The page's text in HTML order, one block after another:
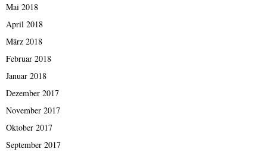
Mai 2018
April 2018
März 2018
Februar 2018
Januar 2018
Dezember 2017
November 2017
Oktober 2017
September 2017